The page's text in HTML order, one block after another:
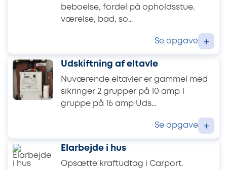
beboelse, fordel på opholdsstue,
værelse, bad, so...
Se opgave +
Udskiftning af eltavle
Nuværende eltavler er gammel med
sikringer 2 grupper på 10 amp 1
gruppe på 16 amp Uds...
Se opgave +
Elarbejde i hus
Opsætte kraftudtag i Carport.